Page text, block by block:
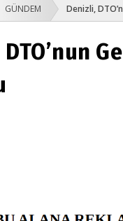
GÜNDEM Denizli,